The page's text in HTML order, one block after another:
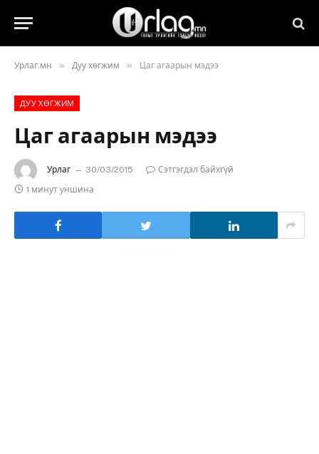
Урлаг.мн » Дуу хөгжим » Цаг агаарын мэдээ
ДУУ ХӨГЖИМ
Цаг агаарын мэдээ
Урлаг 30/03/2015
Сэтгэгдэл байхгүй
1 минут уншина